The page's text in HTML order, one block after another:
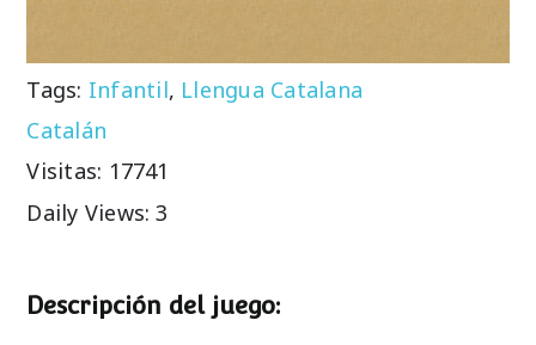
Tags: Infantil, Llengua Catalana
Catalán
Visitas: 17741
Daily Views: 3
Descripción del juego: